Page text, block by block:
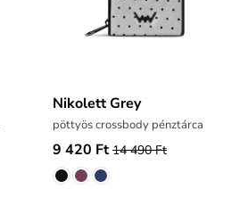
Nikolett Grey
pöttyös crossbody pénztárca
9 420 Ft 14 490 Ft